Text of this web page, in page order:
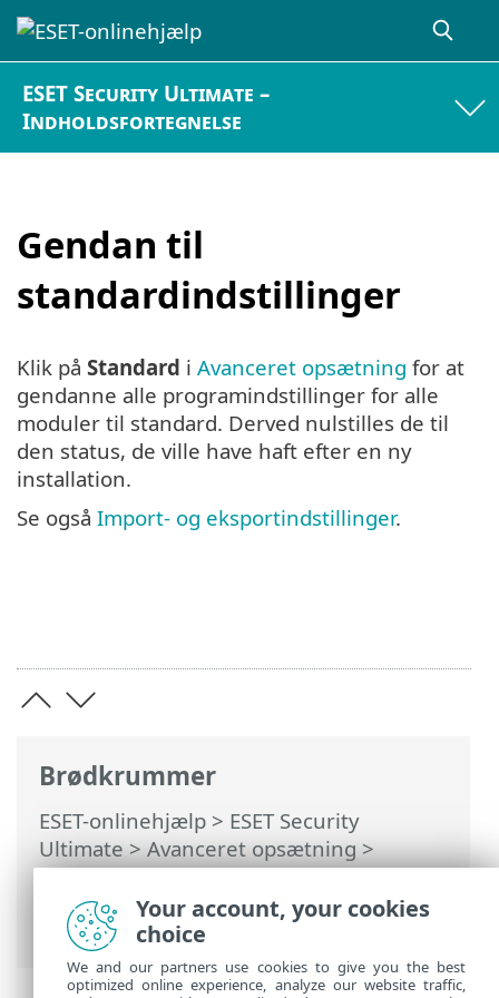
ESET Security Ultimate –
Indholdsfortegnelse
Gendan til
standardindstillinger
Brødkrummer
ESET-onlinehjælp > ESET Security
Ultimate>Avanceret opsætning>
Gendan avancerede
opsætningsindstillinger > Gendan til
standardindstillinger
Klik på Standard i Avanceret opsætning for at
gendanne alle programindstillinger for alle
moduler til standard. Derved nulstilles de til
den status, de ville have haft efter en ny
installation.
Se også Import- og eksportindstillinger.
Your account, your cookies
choice
We and our partners use cookies to give you the best
optimized online experience, analyze our website traffic,